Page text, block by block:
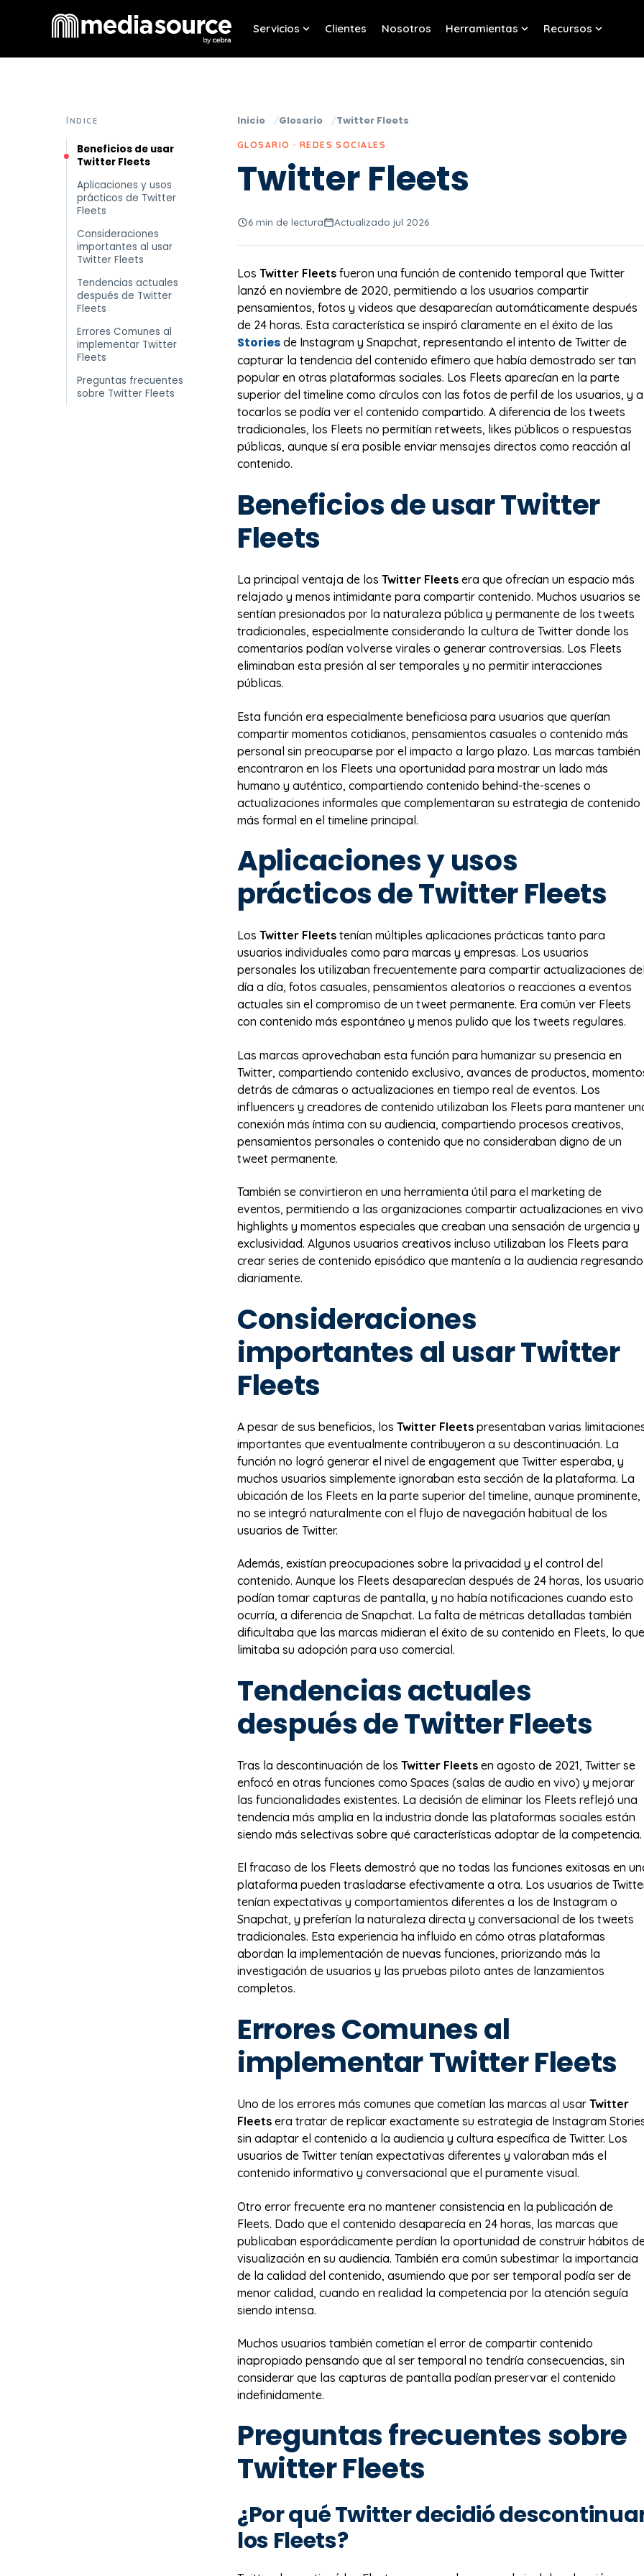
Servicios
Show submenu for Servicios
Clientes Nosotros Herramientas
Show submenu for
Recursos
ÍNDICE
Beneficios de usar
Twitter Fleets
Aplicaciones y usos
prácticos de Twitter
Fleets
Consideraciones
importantes al usar
Twitter Fleets
Tendencias actuales
después de Twitter
Fleets
Errores Comunes al
implementar Twitter
Fleets
Preguntas frecuentes
sobre Twitter Fleets
Inicio Glosario Twitter Fleets
GLOSARIO · REDES SOCIALES
Twitter Fleets
6 min de lectura Actualizado jul 2026
Los Twitter Fleets fueron una función de contenido temporal que Twitter
lanzó en noviembre de 2020, permitiendo a los usuarios compartir
pensamientos, fotos y videos que desaparecían automáticamente después
de 24 horas. Esta característica se inspiró claramente en el éxito de las
Stories de Instagram y Snapchat, representando el intento de Twitter de
capturar la tendencia del contenido efímero que había demostrado ser tan
popular en otras plataformas sociales. Los Fleets aparecían en la parte
superior del timeline como círculos con las fotos de perfil de los usuarios, y
tocarlos se podía ver el contenido compartido. A diferencia de los tweets
tradicionales, los Fleets no permitían retweets, likes públicos o respuestas
públicas, aunque sí era posible enviar mensajes directos como reacción al
contenido.
Beneficios de usar Twitter
Fleets
La principal ventaja de los Twitter Fleets era que ofrecían un espacio más
relajado y menos intimidante para compartir contenido. Muchos usuarios se
sentían presionados por la naturaleza pública y permanente de los tweets
tradicionales, especialmente considerando la cultura de Twitter donde los
comentarios podían volverse virales o generar controversias. Los Fleets
eliminaban esta presión al ser temporales y no permitir interacciones
públicas.
Esta función era especialmente beneficiosa para usuarios que querían
compartir momentos cotidianos, pensamientos casuales o contenido más
personal sin preocuparse por el impacto a largo plazo. Las marcas también
encontraron en los Fleets una oportunidad para mostrar un lado más
humano y auténtico, compartiendo contenido behind-the-scenes o
actualizaciones informales que complementaran su estrategia de contenido
más formal en el timeline principal.
Aplicaciones y usos
prácticos de Twitter Fleets
Los Twitter Fleets tenían múltiples aplicaciones prácticas tanto para
usuarios individuales como para marcas y empresas. Los usuarios
personales los utilizaban frecuentemente para compartir actualizaciones
día a día, fotos casuales, pensamientos aleatorios o reacciones a eventos
actuales sin el compromiso de un tweet permanente. Era común ver Fleets
con contenido más espontáneo y menos pulido que los tweets regulares.
Las marcas aprovechaban esta función para humanizar su presencia en
Twitter, compartiendo contenido exclusivo, avances de productos,
detrás de cámaras o actualizaciones en tiempo real de eventos. Los
influencers y creadores de contenido utilizaban los Fleets para mantener
conexión más íntima con su audiencia, compartiendo procesos creativos,
pensamientos personales o contenido que no consideraban digno de un
tweet permanente.
También se convirtieron en una herramienta útil para el marketing de
eventos, permitiendo a las organizaciones compartir actualizaciones en
highlights y momentos especiales que creaban una sensación de urgencia y
exclusividad. Algunos usuarios creativos incluso utilizaban los Fleets para
crear series de contenido episódico que mantenía a la audiencia regresando
diariamente.
Consideraciones
importantes al usar Twitter
Fleets
A pesar de sus beneficios, los Twitter Fleets presentaban varias
importantes que eventualmente contribuyeron a su descontinuación. La
función no logró generar el nivel de engagement que Twitter esperaba, y
muchos usuarios simplemente ignoraban esta sección de la plataforma. La
ubicación de los Fleets en la parte superior del timeline, aunque prominente,
no se integró naturalmente con el flujo de navegación habitual de los
usuarios de Twitter.
Además, existían preocupaciones sobre la privacidad y el control del
contenido. Aunque los Fleets desaparecían después de 24 horas, los
podían tomar capturas de pantalla, y no había notificaciones cuando esto
ocurría, a diferencia de Snapchat. La falta de métricas detalladas también
dificultaba que las marcas midieran el éxito de su contenido en Fleets, lo que
limitaba su adopción para uso comercial.
Tendencias actuales
después de Twitter Fleets
Tras la descontinuación de los Twitter Fleets en agosto de 2021, Twitter se
enfocó en otras funciones como Spaces (salas de audio en vivo) y mejorar
las funcionalidades existentes. La decisión de eliminar los Fleets reflejó una
tendencia más amplia en la industria donde las plataformas sociales están
siendo más selectivas sobre qué características adoptar de la competencia.
El fracaso de los Fleets demostró que no todas las funciones exitosas en
plataforma pueden trasladarse efectivamente a otra. Los usuarios de
tenían expectativas y comportamientos diferentes a los de Instagram o
Snapchat, y preferían la naturaleza directa y conversacional de los tweets
tradicionales. Esta experiencia ha influido en cómo otras plataformas
abordan la implementación de nuevas funciones, priorizando más la
investigación de usuarios y las pruebas piloto antes de lanzamientos
completos.
Errores Comunes al
implementar Twitter Fleets
Uno de los errores más comunes que cometían las marcas al usar Twitter
Fleets era tratar de replicar exactamente su estrategia de Instagram
sin adaptar el contenido a la audiencia y cultura específica de Twitter. Los
usuarios de Twitter tenían expectativas diferentes y valoraban más el
contenido informativo y conversacional que el puramente visual.
Otro error frecuente era no mantener consistencia en la publicación de
Fleets. Dado que el contenido desaparecía en 24 horas, las marcas que
publicaban esporádicamente perdían la oportunidad de construir hábitos
visualización en su audiencia. También era común subestimar la importancia
de la calidad del contenido, asumiendo que por ser temporal podía ser de
menor calidad, cuando en realidad la competencia por la atención seguía
siendo intensa.
Muchos usuarios también cometían el error de compartir contenido
inapropiado pensando que al ser temporal no tendría consecuencias, sin
considerar que las capturas de pantalla podían preservar el contenido
indefinidamente.
Preguntas frecuentes sobre
Twitter Fleets
¿Por qué Twitter decidió
los Fleets?